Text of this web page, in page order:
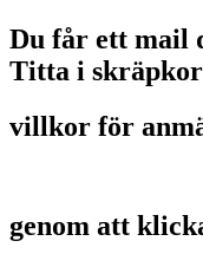
Du får ett mail
Titta i
villkor för
genom att